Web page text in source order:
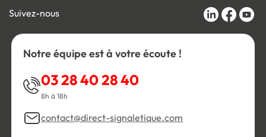
Suivez-nous
Notre équipe est à votre écoute !
03 28 40 28 40
8h à 18h
contact@direct-signaletique.com